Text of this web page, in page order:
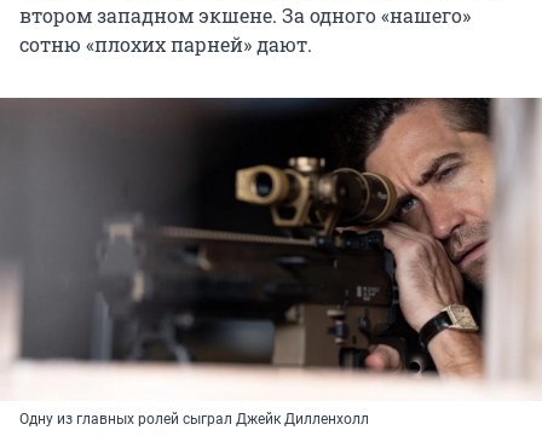
втором западном экшене. За одного «нашего»
сотню «плохих парней» дают.
Одну из главных ролей сыграл Джейк Дилленхолл